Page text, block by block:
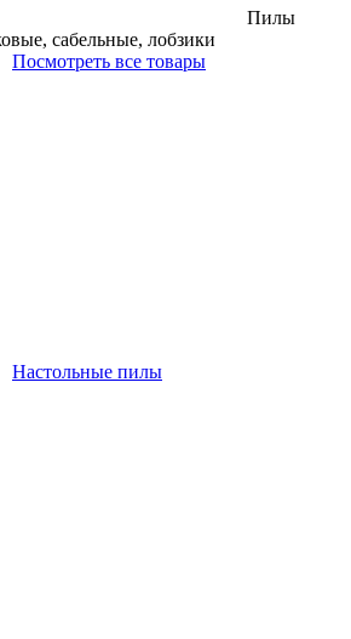
Пилы
сабельные, лобзики
Посмотреть все товары
Настольные пилы